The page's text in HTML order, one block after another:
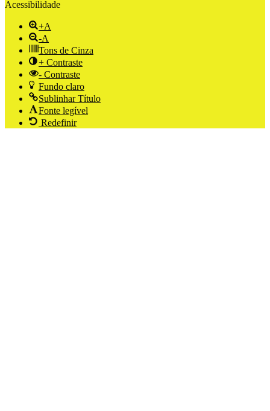
Acessibilidade
+A
-A
Tons de Cinza
+ Contraste
- Contraste
Fundo claro
Sublinhar Título
Fonte legível
Redefinir